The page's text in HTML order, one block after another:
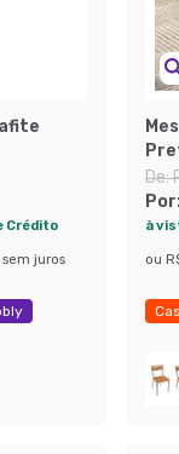
Crédito
sem juros
De:
à
ou